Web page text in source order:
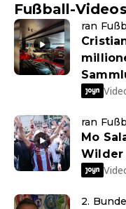
Fußball-Videos
ran
ran
Mo
Wilder
2.